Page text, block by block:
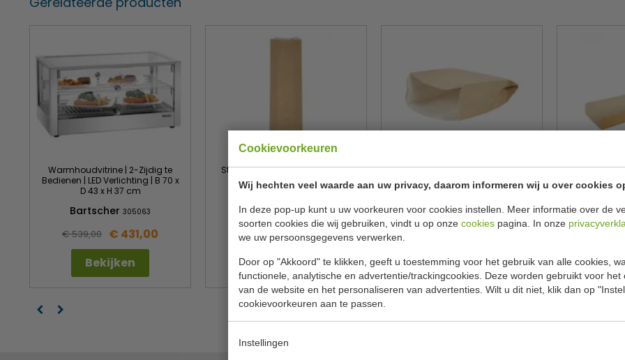
Cookievoorkeuren
Wij hechten veel waarde aan uw privacy, daarom informeren wij u over cookies
In deze pop-up kunt u uw voorkeuren voor cookies instellen. Meer informatie over de
soorten cookies die wij gebruiken, vindt u op onze cookies pagina. In onze
we uw persoonsgegevens verwerken.
Door op "Akkoord" te klikken, geeft u toestemming voor het gebruik van alle cookies,
functionele, analytische en advertentie/trackingcookies. Deze worden gebruikt voor het
van de website en het personaliseren van advertenties. Wilt u dit niet, klik dan op
cookievoorkeuren aan te passen.
Instellingen
Het ergonomische ontwerp voorkomt vermoeidheid van de handen
Geschikt voor links- en rechtshandigen
Kleurgecodeerd zwart handvat voor universeel gebruik
Warmhoudvitrine | 2-Zijdig te
Bedienen | LED Verlichting | B 70 x
D 43 x H 37 cm
Bartscher 305063
€ 539,00 € 431,00
Bekijken
Stokbroodzakken | papier | 36 x
10 cm | 500 stuks
Vegware FC897
€ 104,99 € 92,00
Bekijken
Stokbroodzakken | 29 x 13 cm |
500 Stuks
VegwareFC898
€ 83,00
Bekijken
Panini